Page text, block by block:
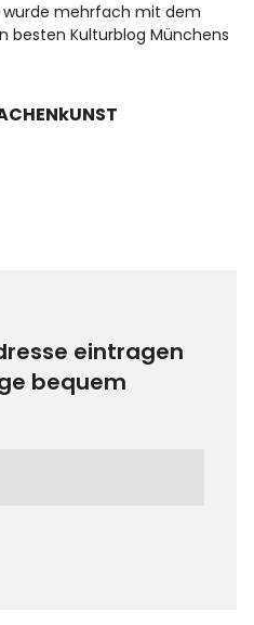
wurde mehrfach mit dem
besten Kulturblog Münchens
eintragen
bequem